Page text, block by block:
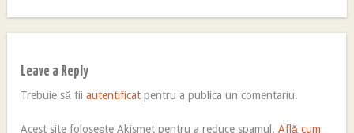
Leave a Reply
Trebuie să fiiautentificat pentru a publica un comentariu.
Acest site folosește Akismet pentru a reduce spamul.Află cum